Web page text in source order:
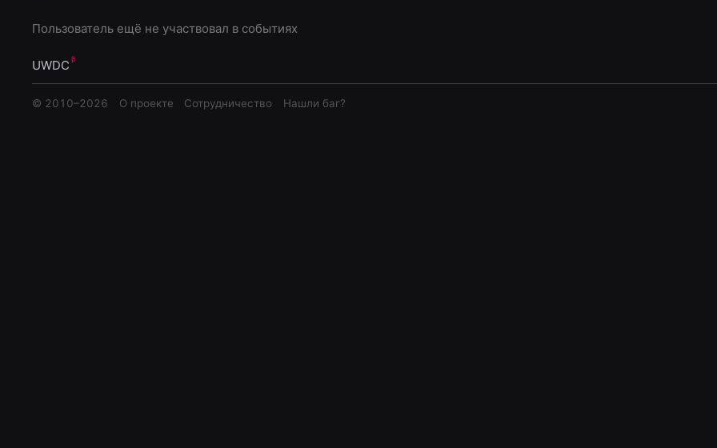
Пользователь ещё не участвовал в событиях
UWDC
© 2010–2026 О проекте Сотрудничество Нашли баг?